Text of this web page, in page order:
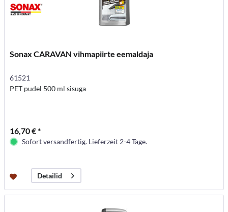
Sonax CARAVAN vihmapiirte eemaldaja
61521
PET pudel 500 ml sisuga
16,70 € *
Sofort versandfertig. Lieferzeit 2-4 Tage.
Detailid